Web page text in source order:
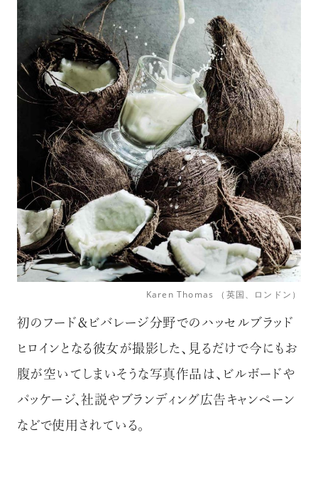
Karen Thomas （英国、ロンドン）
初のフード＆ビバレージ分野でのハッセルブラッド
ヒロインとなる彼女が撮影した、見るだけで今にもお
腹が空いてしまいそうな写真作品は、ビルボードや
パッケージ、社説やブランディング広告キャンペーン
などで使用されている。